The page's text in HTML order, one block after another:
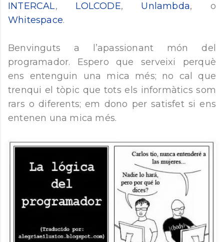
INTERCAL, LOLCODE, Unlambda, o
Whitespace.
Benvinguts a l’apassionant món del
programador. Espero que serveixi perquè
ens entenguin una mica més; no cal que
trenqui el tòpic que tots els informàtics som
rars o diferents; em dono per satisfet si ens
entenen una mica més.